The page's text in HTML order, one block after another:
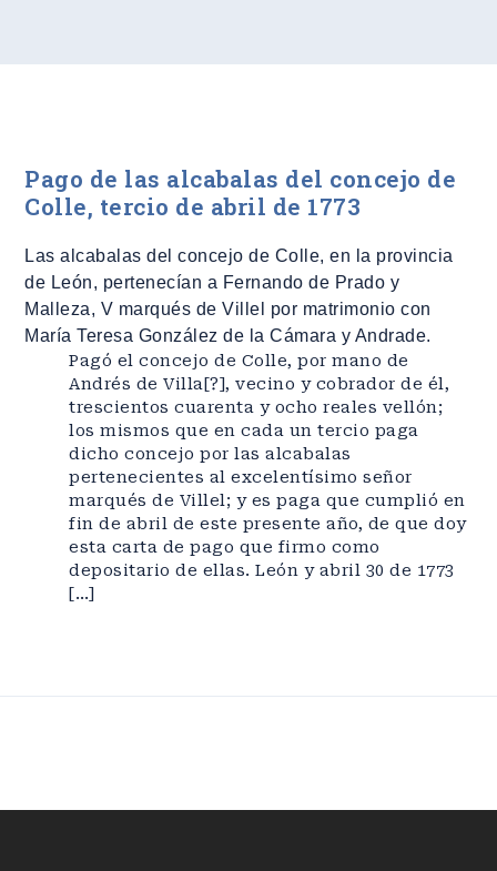
Pago de las alcabalas del concejo de
Colle, tercio de abril de 1773
Las alcabalas del concejo de Colle, en la provincia
de León, pertenecían a Fernando de Prado y
Malleza, V marqués de Villel por matrimonio con
María Teresa González de la Cámara y Andrade.
Pagó el concejo de Colle, por mano de
Andrés de Villa[?], vecino y cobrador de él,
trescientos cuarenta y ocho reales vellón;
los mismos que en cada un tercio paga
dicho concejo por las alcabalas
pertenecientes al excelentísimo señor
marqués de Villel; y es paga que cumplió en
fin de abril de este presente año, de que doy
esta carta de pago que firmo como
depositario de ellas. León y abril 30 de 1773
[…]